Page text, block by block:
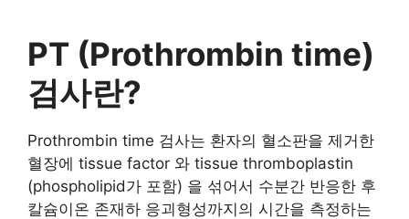
PT (Prothrombin time)
검사란?
Prothrombin time 검사는 환자의 혈소판을 제거한
혈장에 tissue factor 와 tissue thromboplastin
(phospholipid가 포함) 을 섞어서 수분간 반응한 후
칼슘이온 존재하 응괴형성까지의 시간을 측정하는